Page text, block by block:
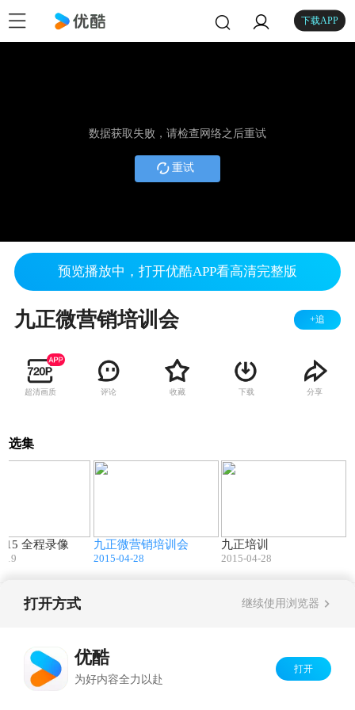
下载APP
数据获取失败，请检查网络之后重试
重试
预览播放中，打开优酷APP看高清完整版
九正微营销培训会 +追
超清画质 评论 收藏 下载 分享
选集
15 全程录像
19
九正微营销培训会
2015-04-28
九正培训
2015-04-28
版权所有
打开方式 继续使用浏览器
优酷
为好内容全力以赴
打开